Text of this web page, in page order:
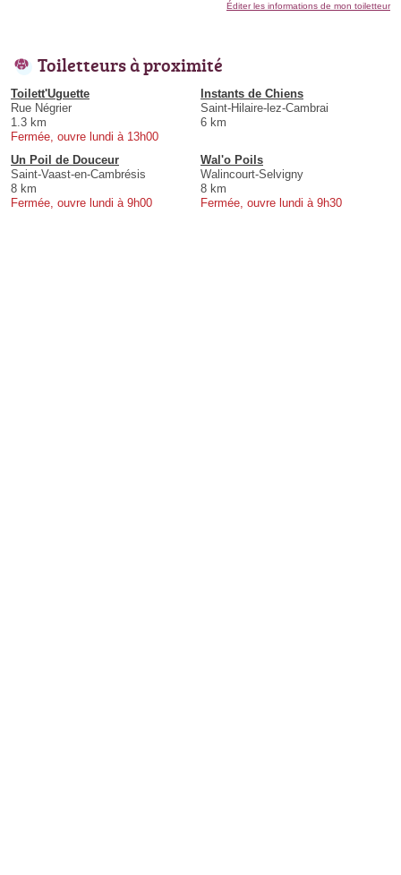
Éditer les informations de mon toiletteur
Toiletteurs à proximité
Toilett'Uguette
Rue Négrier
1.3 km
Fermée, ouvre lundi à 13h00
Instants de Chiens
Saint-Hilaire-lez-Cambrai
6 km
Un Poil de Douceur
Saint-Vaast-en-Cambrésis
8 km
Fermée, ouvre lundi à 9h00
Wal'o Poils
Walincourt-Selvigny
8 km
Fermée, ouvre lundi à 9h30